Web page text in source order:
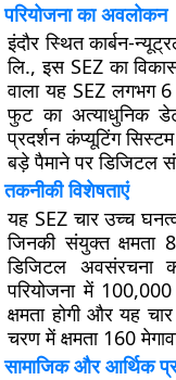
परियोजना का अवलोकन
इंदौर स्थित कार्बन-
लि., इस SEZ का
वाला यह SEZ लगभग
फुट का अत्याधुनिक
प्रदर्शन कंप्यूटिंग
बड़े पैमाने पर डिजिटल
तकनीकी विशेषताएं
यह SEZ चार उच्च
जिनकी संयुक्त क्षमता
डिजिटल अवसंरचना
परियोजना में
क्षमता होगी और यह
चरण में क्षमता 160
सामाजिक और आर्थिक